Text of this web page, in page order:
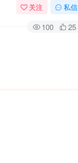
关注 私信
100 25